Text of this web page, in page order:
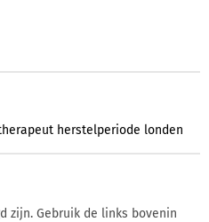
herstelperiode londen
zijn. Gebruik de links bovenin